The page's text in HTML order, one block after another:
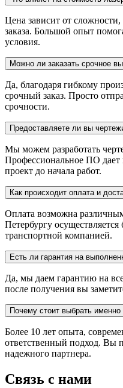
Цена зависит от сложности,
заказа. Большой опыт
условия.
Можно ли заказать срочное
Да, благодаря гибкому
срочный заказ. Просто
срочности.
Предоставляете ли вы
Мы можем разработать
Профессиональное ПО дает
проект до начала работ.
Как происходит оплата и
Оплата возможна
Петербургу
транспортной компанией.
Есть ли гарантия на
Да, мы даем гарантию на
после получения вы
Почему стоит выбрать
Более 10 лет опыта,
ответственный подход. Вы
надежного партнера.
Связь с нами